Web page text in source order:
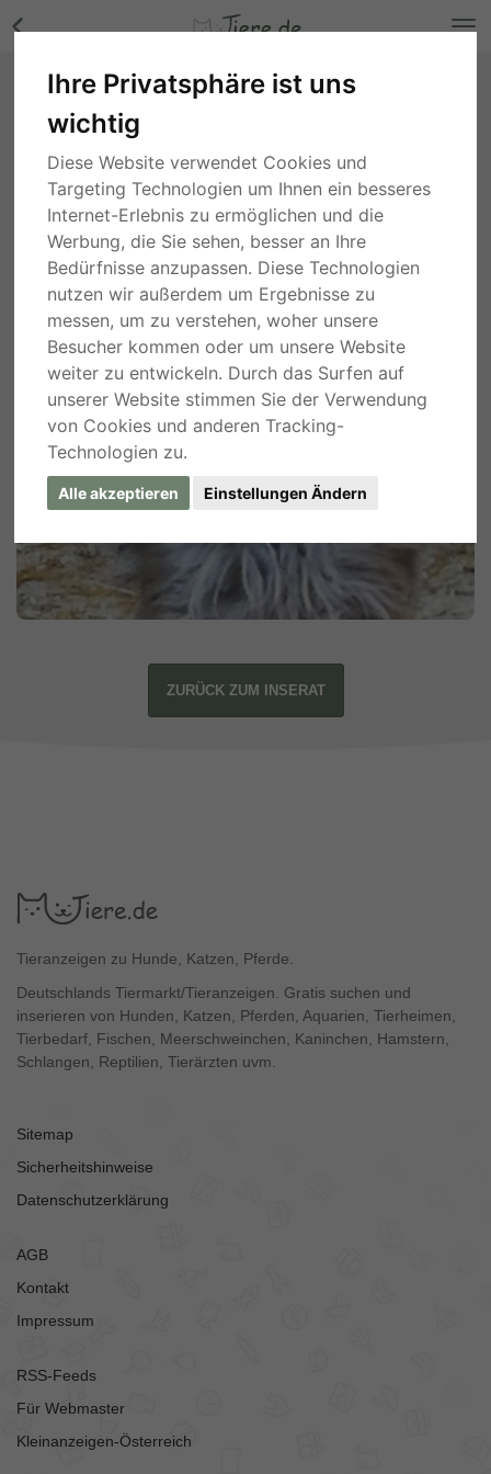
Ihre Privatsphäre ist uns
wichtig
Diese Website verwendet Cookies und
Targeting Technologien um Ihnen ein besseres
Internet-Erlebnis zu ermöglichen und die
Werbung, die Sie sehen, besser an Ihre
Bedürfnisse anzupassen. Diese Technologien
nutzen wir außerdem um Ergebnisse zu
messen, um zu verstehen, woher unsere
Besucher kommen oder um unsere Website
weiter zu entwickeln. Durch das Surfen auf
unserer Website stimmen Sie der Verwendung
von Cookies und anderen Tracking-
Technologien zu.
Alle akzeptieren Einstellungen Ändern
Speriat, unbekannt - Rüde Bilder
Bayern, vor 4 Jahren
ZURÜCK ZUM INSERAT
Tieranzeigen zu Hunde, Katzen, Pferde.
Deutschlands Tiermarkt/Tieranzeigen. Gratis suchen und
inserieren von Hunden, Katzen, Pferden, Aquarien, Tierheimen,
Tierbedarf, Fischen, Meerschweinchen, Kaninchen, Hamstern,
Schlangen, Reptilien, Tierärzten uvm.
Sitemap
Sicherheitshinweise
Datenschutzerklärung
AGB
Kontakt
Impressum
RSS-Feeds
Für Webmaster
Kleinanzeigen-Österreich